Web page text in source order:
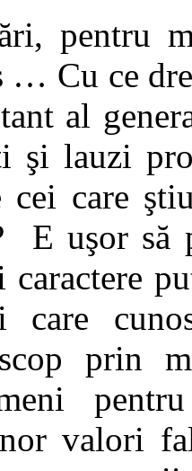
pentru
… Cu ce
al
şi lauzi
cei care
E uşor să
caractere
care
prin
valori